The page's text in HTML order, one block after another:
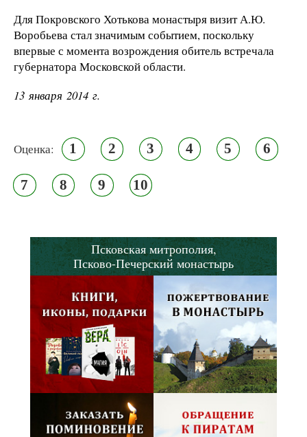
Для Покровского Хотькова монастыря визит А.Ю.
Воробьева стал значимым событием, поскольку
впервые с момента возрождения обитель встречала
губернатора Московской области.
13 января 2014 г.
Оценка: 1 2 3 4 5 6
7 8 9 10
Псковская митрополия,
Псково-Печерский монастырь